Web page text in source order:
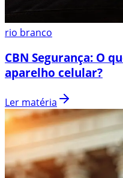
rio branco
CBN Segurança: O
aparelho celular?
Ler matéria